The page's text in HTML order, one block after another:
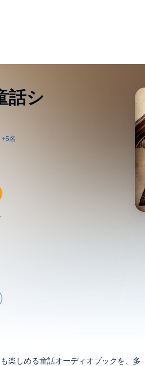
話シ
楽しめる童話オーディオブックを、多